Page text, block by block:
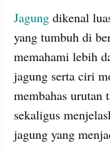
Jagung dikenal
yang tumbuh di
memahami lebih
jagung serta ciri
membahas urutan
sekaligus
jagung yang